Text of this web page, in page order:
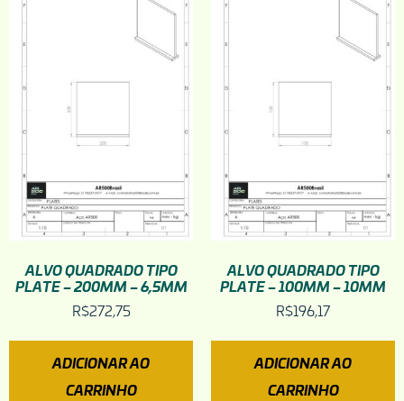
ALVO QUADRADO TIPO
PLATE – 200MM – 6,5MM
R$272,75
ADICIONAR AO
CARRINHO
ALVO QUADRADO TIPO
PLATE – 100MM – 10MM
R$196,17
ADICIONAR AO
CARRINHO